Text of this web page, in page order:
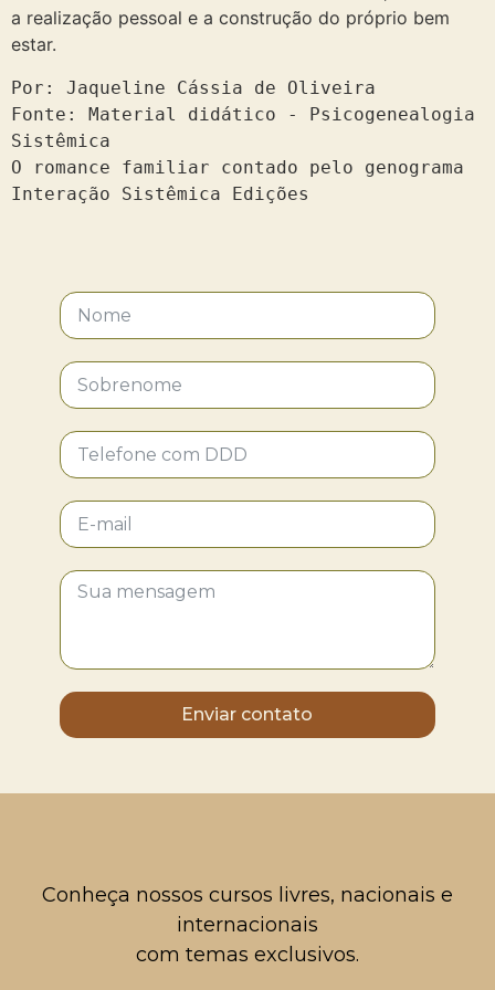
a realização pessoal e a construção do próprio bem
estar.
Por: Jaqueline Cássia de Oliveira
Fonte: Material didático - Psicogenealogia
Sistêmica
O romance familiar contado pelo genograma
Interação Sistêmica Edições
Enviar contato
Conheça nossos cursos livres, nacionais e
internacionais
com temas exclusivos.